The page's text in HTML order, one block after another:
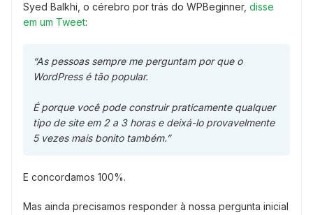
Syed Balkhi, o cérebro por trás do WPBeginner, disse
em um Tweet:
“As pessoas sempre me perguntam por que o
WordPress é tão popular.
É porque você pode construir praticamente qualquer
tipo de site em 2 a 3 horas e deixá-lo provavelmente
5 vezes mais bonito também.”
E concordamos 100%.
Mas ainda precisamos responder à nossa pergunta inicial